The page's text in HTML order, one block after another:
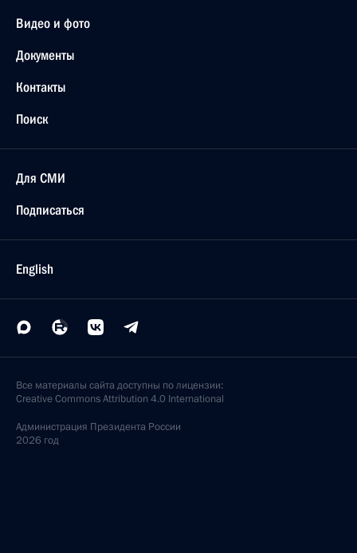
Видео и фото
Документы
Контакты
Поиск
Для СМИ
Подписаться
English
Все материалы сайта доступны по лицензии:
Creative Commons Attribution 4.0 International
Администрация Президента России
2026 год